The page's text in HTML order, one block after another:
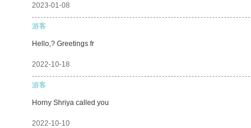
2023-01-08
游客
Hello,? Greetings fr
2022-10-18
游客
Horny Shriya called you
2022-10-10